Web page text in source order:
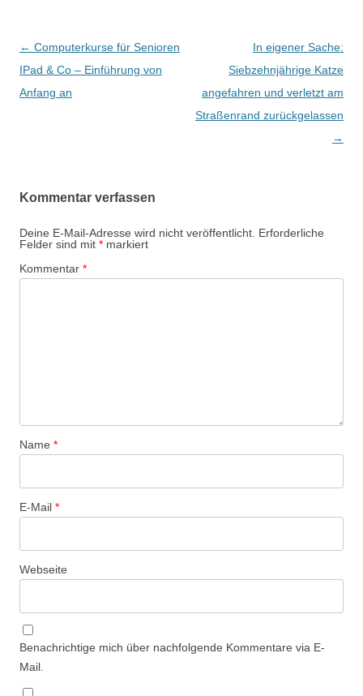
Beitrags-
Navigation
← Computerkurse für Senioren
IPad & Co – Einführung von
Anfang an
In eigener Sache:
Siebzehnjährige Katze
angefahren und verletzt am
Straßenrand zurückgelassen
→
Kommentar verfassen
Deine E-Mail-Adresse wird nicht veröffentlicht. Erforderliche
Felder sind mit * markiert
Kommentar *
Name *
E-Mail *
Webseite
Benachrichtige mich über nachfolgende Kommentare via E-
Mail.